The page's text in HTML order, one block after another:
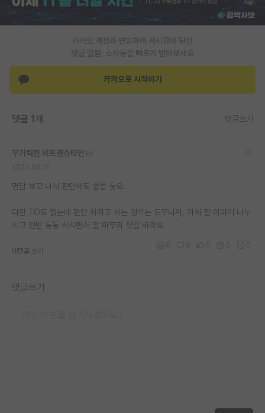
반도체/AI 게시판
장학금/장학생 게시판
학술 정보 게시판
이벤트
카카오 계정과 연동하여 게시글에 달린
댓글 알람, 소식등을 빠르게 받아보세요
카카오로 시작하기
댓글 1개 댓글쓰기
무기력한 비트겐슈타인
면담 보고 나서 판단해도 좋을 듯요.
다만 TO도 없는데 면담 하자고 하는 경우는 드무니까, 가서 잘 이야기 나누
시고 인턴 등등 하시면서 잘 마무리 짓길 바라요.
대댓글 쓰기
댓글쓰기